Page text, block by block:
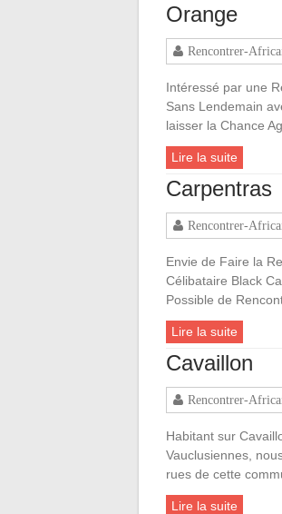
Orange
Rencontrer-
Intéressé par une
Sans Lendemain
laisser la Chance
Lire la suite
Carpentras
Rencontrer-
Envie de Faire la
Célibataire Black
Possible de
Lire la suite
Cavaillon
Rencontrer-
Habitant sur
Vauclusiennes,
rues de cette
Lire la suite